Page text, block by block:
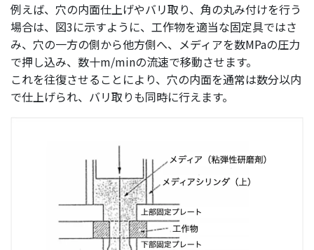
例えば、穴の内面仕上げやバリ取り、角の丸み付けを行う
場合は、図3に示すように、工作物を適当な固定具ではさ
み、穴の一方の側から他方側へ、メディアを数MPaの圧力
で押し込み、数十m/minの流速で移動させます。
これを往復させることにより、穴の内面を通常は数分以内
で仕上げられ、バリ取りも同時に行えます。